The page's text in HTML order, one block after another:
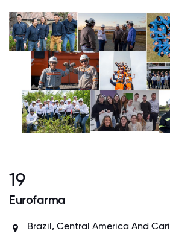
19
Eurofarma
Brazil, Central America And